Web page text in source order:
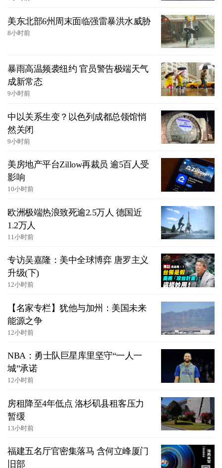
美东北部6州周末面临强雷暴洪水威胁
8小时前
暴雨高温频袭纽约 官员警告极端天气
成新常态
9小时前
中以关系生变？以色列成都总领馆悄
然关闭
9小时前
美房地产平台Zillow再裁员 逾5百人受
影响
10小时前
欧洲极端热浪致死逾2.5万人 德国近
1.2万人
11小时前
专访吴嘉隆：美中全球博弈 唐罗主义
升级(下)
12小时前
【名家专栏】犹他与加州：美国未来
能源之争
12小时前
NBA：勇士队巨星库里坚守“一人一
城”承诺
12小时前
房租降至4年低点 洛杉矶县租客压力
暂缓
13小时前
福建五名厅官密集落马 含何立峰厦门
旧部